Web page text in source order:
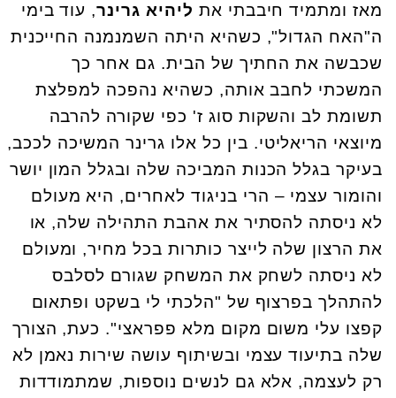
מאז ומתמיד חיבבתי את ליהיא גרינר, עוד בימי
ה"האח הגדול", כשהיא היתה השמנמנה החייכנית
שכבשה את החתיך של הבית. גם אחר כך
המשכתי לחבב אותה, כשהיא נהפכה למפלצת
תשומת לב והשקות סוג ז' כפי שקורה להרבה
מיוצאי הריאליטי. בין כל אלו גרינר המשיכה לככב,
בעיקר בגלל הכנות המביכה שלה ובגלל המון יושר
והומור עצמי – הרי בניגוד לאחרים, היא מעולם
לא ניסתה להסתיר את אהבת התהילה שלה, או
את הרצון שלה לייצר כותרות בכל מחיר, ומעולם
לא ניסתה לשחק את המשחק שגורם לסלבס
להתהלך בפרצוף של "הלכתי לי בשקט ופתאום
קפצו עלי משום מקום מלא פפראצי". כעת, הצורך
שלה בתיעוד עצמי ובשיתוף עושה שירות נאמן לא
רק לעצמה, אלא גם לנשים נוספות, שמתמודדות